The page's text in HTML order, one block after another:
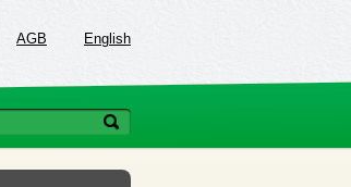
AGB English